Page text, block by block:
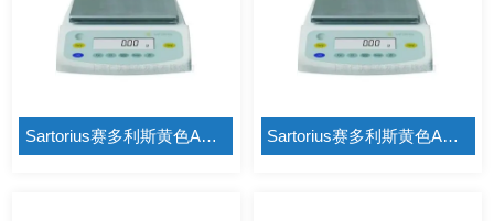
Sartorius赛多利斯黄色APP资源绿巨人BSA6202S-CW Sartorius赛多利斯黄色APP资源绿巨人BSA6202S